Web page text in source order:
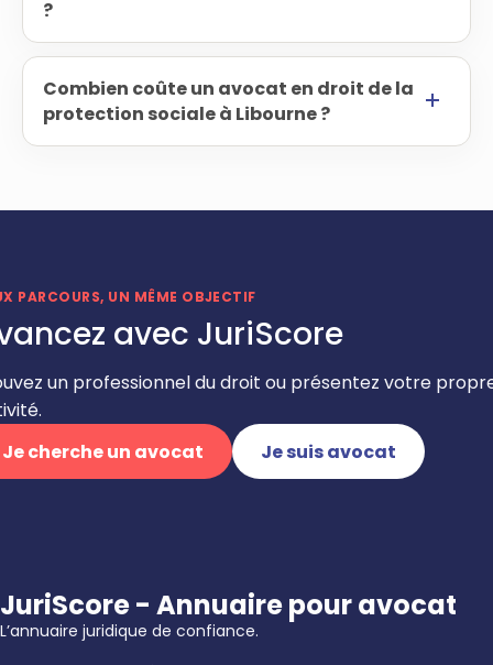
?
Combien coûte un avocat en droit de la
protection sociale à Libourne ?
PARCOURS, UN MÊME OBJECTIF
avec JuriScore
un professionnel du droit ou présentez votre
Je cherche un avocat
Je suis avocat
JuriScore - Annuaire pour avocat
L’annuaire juridique de confiance.